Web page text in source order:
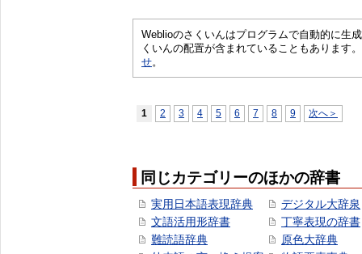
Weblioのさくいんはプログラムで自動的に生
くいんの配置が含まれていることもあります
せ。
1 2 3 4 5 6 7 8 9 次へ＞
同じカテゴリーのほかの辞書
実用日本語表現辞典
文語活用形辞書
難読語辞典
デジタル大辞泉
丁寧表現の辞書
原色大辞典